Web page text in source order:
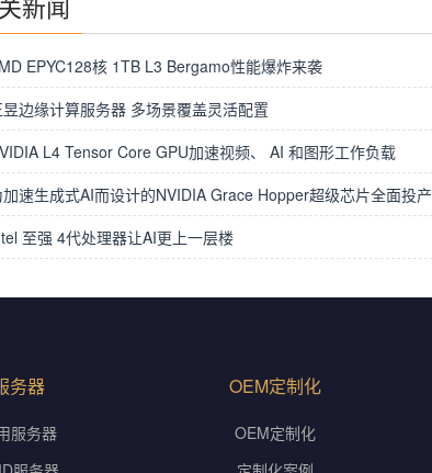
EPYC128核 1TB L3 Bergamo性能爆炸来袭
昱边缘计算服务器 多场景覆盖灵活配置
L4 Tensor Core GPU加速视频、 AI 和图形工作负载
加速生成式AI而设计的NVIDIA Grace Hopper超级芯片全面投产
至强 4代处理器让AI更上一层楼
务器
服务器
OEM定制化
OEM定制化